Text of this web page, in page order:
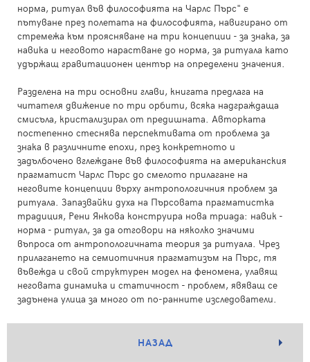
норма, ритуал във философията на Чарлс Пърс" е
пътуване през полетата на философията, навигирано от
стремежа към проясняване на три концепции - за знака, за
навика и неговото нарастване до норма, за ритуала като
удържащ гравитационен център на определени значения.
Разделена на три основни глави, книгата предлага на
читателя движение по три орбити, всяка надграждаща
смисъла, кристализирал от предишната. Авторката
постепенно стеснява перспективата от проблема за
знака в различните епохи, през конкретното и
задълбочено вглеждане във философията на американския
прагматист Чарлс Пърс до смелото прилагане на
неговите концепции върху антропологичния проблем за
ритуала. Запазвайки духа на Пърсовата прагматистка
традиция, Рени Янкова конструира нова триада: навик -
норма - ритуал, за да отговори на няколко значими
въпроса от антропологичната теория за ритуала. Чрез
прилагането на семиотичния прагматизъм на Пърс, тя
въвежда и свой структурен модел на феномена, улавящ
неговата динамика и статичност - проблем, явяващ се
задънена улица за много от по-ранните изследователи.
НАЗАД